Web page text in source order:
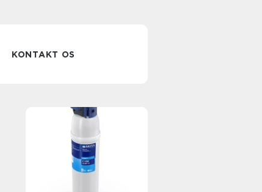
KONTAKT OS